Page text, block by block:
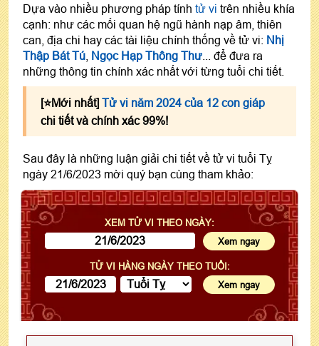
Dựa vào nhiều phương pháp tính tử vi trên nhiều khía
cạnh: như các mối quan hệ ngũ hành nạp âm, thiên
can, địa chi hay các tài liệu chính thống về tử vi: Nhị
Thập Bát Tú Ngọc Hạp Thông Thư ... để đưa ra
những thông tin chính xác nhất với từng tuổi chi tiết.
[⭐️Mới nhất] Tử vi năm 2024 của 12 con giáp
chi tiết và chính xác 99%!
Sau đây là những luận giải chi tiết về tử vi tuổi Tỵ
ngày 21/6/2023 mời quý bạn cùng tham khảo:
XEM TỬ VI THEO NGÀY:
TỬ VI HÀNG NGÀY THEO TUỔI: